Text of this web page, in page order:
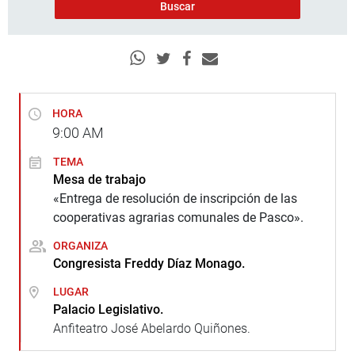
HORA
9:00 AM
TEMA
Mesa de trabajo
«Entrega de resolución de inscripción de las
cooperativas agrarias comunales de Pasco».
ORGANIZA
Congresista Freddy Díaz Monago.
LUGAR
Palacio Legislativo.
Anfiteatro José Abelardo Quiñones.